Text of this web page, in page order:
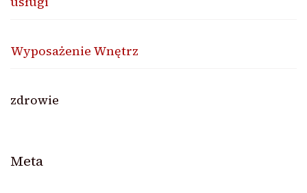
Wyposażenie Wnętrz
zdrowie
Meta